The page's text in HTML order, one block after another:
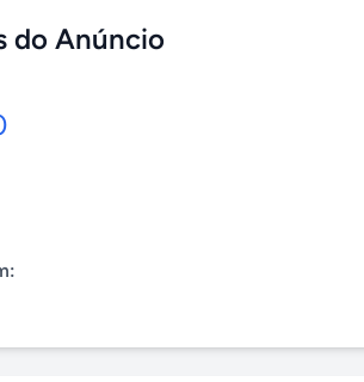
do Anúncio